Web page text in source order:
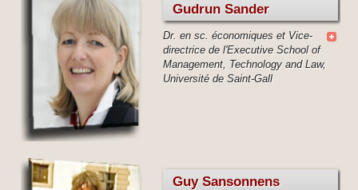
Gudrun Sander
Dr. en sc. économiques et Vice-
directrice de l'Executive School of
Management, Technology and Law,
Université de Saint-Gall
Guy Sansonnens